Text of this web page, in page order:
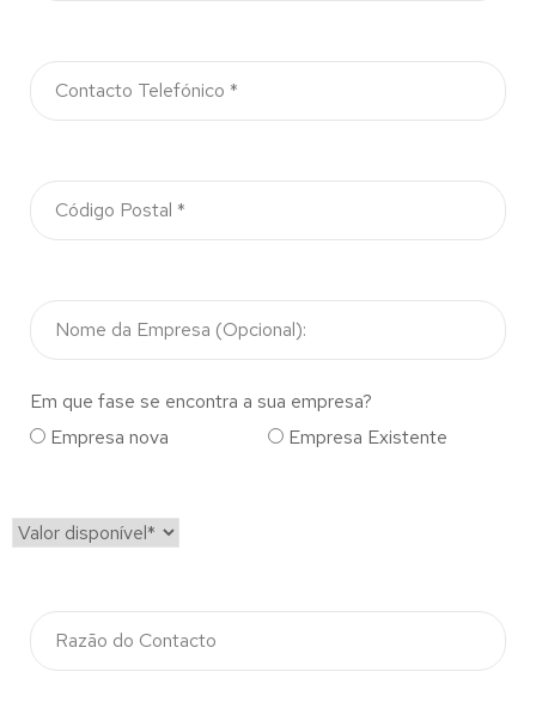
Em que fase se encontra a sua empresa?
Empresa nova
Empresa Existente